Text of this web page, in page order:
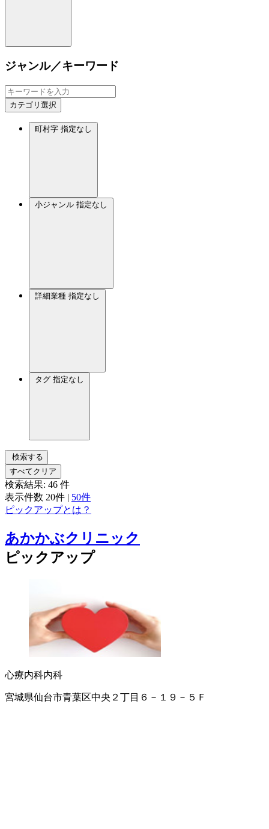
ジャンル／キーワード
カテゴリ選択
町村字 指定なし
小ジャンル 指定なし
詳細業種 指定なし
タグ 指定なし
検索する
すべてクリア
検索結果: 46 件
表示件数 20件 | 50件
ピックアップとは？
あかかぶクリニック
ピックアップ
心療内科内科
宮城県仙台市青葉区中央２丁目６－１９－５Ｆ